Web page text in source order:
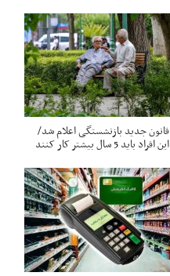
قانون جدید بازنشستگی اعلام شد/
این افراد باید 5 سال بیشتر کار کنند